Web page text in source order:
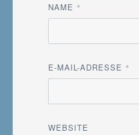
NAME *
E-MAIL-ADRESSE *
WEBSITE